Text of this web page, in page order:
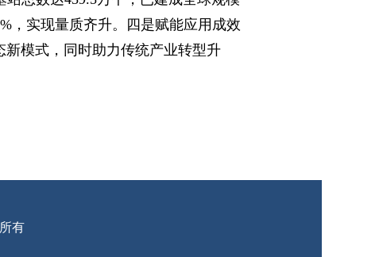
，实现量质齐升。四是赋能应用成效
模式，同时助力传统产业转型升
有